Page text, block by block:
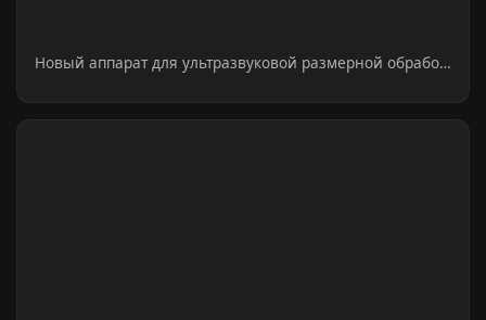
Новый аппарат для ультразвуковой размерной обрабо…